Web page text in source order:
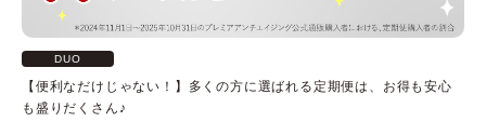
DUO
【便利なだけじゃない！】多くの方に選ばれる定期便は、お得も安心
も盛りだくさん♪